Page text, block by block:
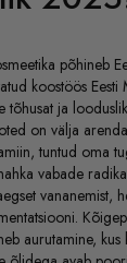
põhineb
koostöös
tõhusat ja
on välja
tuntud oma
vabade
vananemist,
aurutamine,